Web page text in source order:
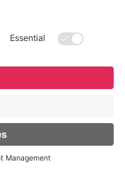
e
à cadeia,